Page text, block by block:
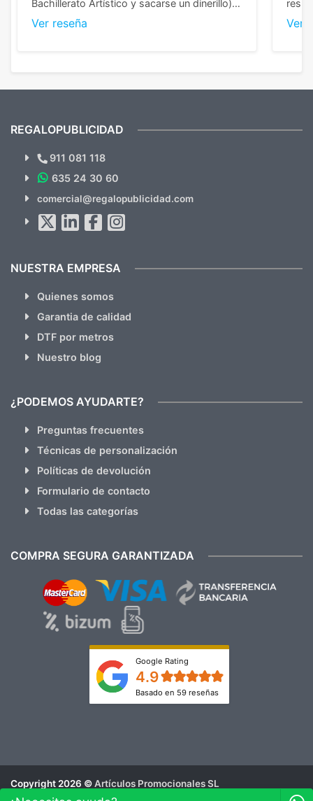
Bachillerato Artístico y sacarse un dinerillo) y
diferencia, con libretas de muy buena calidad
Ver reseña Ver
¿Quieres ver nuestras últimas
Novedades y Ofertas?
hacemos Spam)
REGALOPUBLICIDAD
911 081 118
635 24 30 60
comercial@regalopublicidad.com
NUESTRA EMPRESA
Quienes somos
Garantia de calidad
DTF por metros
Nuestro blog
¿PODEMOS AYUDARTE?
Preguntas frecuentes
Técnicas de personalización
Políticas de devolución
Formulario de contacto
Todas las categorías
COMPRA SEGURA GARANTIZADA
Google Rating
4.9
Basado en 59 reseñas
Copyright 2026 ©Artículos Promocionales SL
Aviso Legal